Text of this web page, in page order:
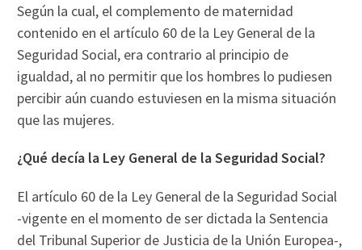
Según la cual, el complemento de maternidad
contenido en el artículo 60 de la Ley General de la
Seguridad Social, era contrario al principio de
igualdad, al no permitir que los hombres lo pudiesen
percibir aún cuando estuviesen en la misma situación
que las mujeres.
¿Qué decía la Ley General de la Seguridad Social?
El artículo 60 de la Ley General de la Seguridad Social
-vigente en el momento de ser dictada la Sentencia
del Tribunal Superior de Justicia de la Unión Europea-,